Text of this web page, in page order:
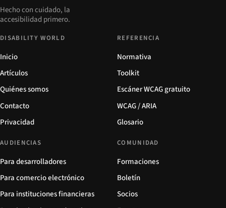
Hecho con cuidado, la
accesibilidad primero.
DISABILITY WORLD
Inicio
Artículos
Quiénes somos
Contacto
Privacidad
REFERENCIA
Normativa
Toolkit
Escáner WCAG gratuito
WCAG / ARIA
Glosario
AUDIENCIAS
Para desarrolladores
Para comercio electrónico
Para instituciones financieras
COMUNIDAD
Formaciones
Boletín
Socios